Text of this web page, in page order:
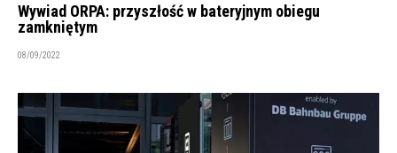
Wywiad ORPA: przyszłość w bateryjnym obiegu
zamkniętym
08/09/2022